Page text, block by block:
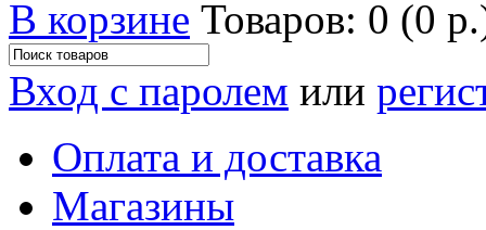
В корзине Товаров: 0 (0
Вход с паролем или
Оплата и доставка
Магазины